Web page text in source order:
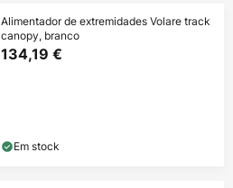
Alimentador de extremidades Volare track
canopy, branco
134,19 €
Em stock